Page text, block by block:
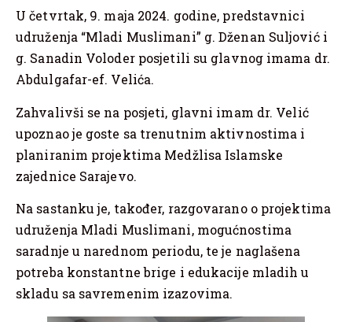
U četvrtak, 9. maja 2024. godine, predstavnici
udruženja “Mladi Muslimani” g. Dženan Suljović i
g. Sanadin Voloder posjetili su glavnog imama dr.
Abdulgafar-ef. Velića.
Zahvalivši se na posjeti, glavni imam dr. Velić
upoznao je goste sa trenutnim aktivnostima i
planiranim projektima Medžlisa Islamske
zajednice Sarajevo.
Na sastanku je, također, razgovarano o projektima
udruženja Mladi Muslimani, mogućnostima
saradnje u narednom periodu, te je naglašena
potreba konstantne brige i edukacije mladih u
skladu sa savremenim izazovima.